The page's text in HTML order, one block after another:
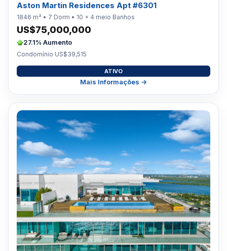
Aston Martin Residences Apt #6301
1846 m² • 7 Dorm • 10 + 4 meio Banhos
US$75,000,000
27.1% Aumento
Condomínio US$39,515
ATIVO
Mais Informações →